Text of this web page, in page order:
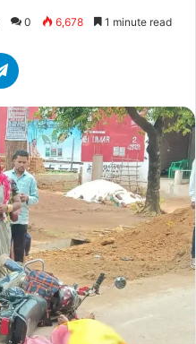
0 6,678 1 minute read